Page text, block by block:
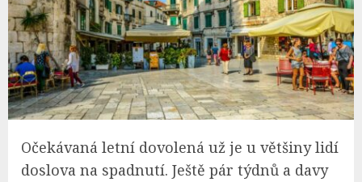
Očekávaná letní dovolená už je u většiny lidí
doslova na spadnutí. Ještě pár týdnů a davy